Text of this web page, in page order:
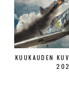
KUUKAUDEN